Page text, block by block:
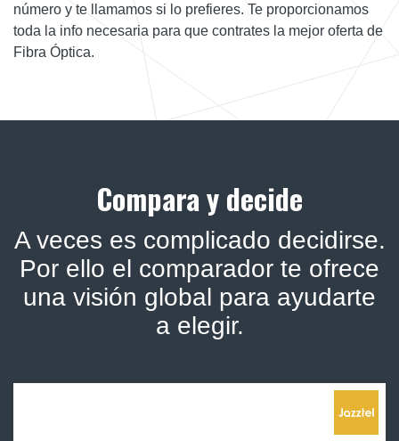
número y te llamamos si lo prefieres. Te proporcionamos
toda la info necesaria para que contrates la mejor oferta de
Fibra Óptica.
Compara y decide
A veces es complicado decidirse.
Por ello el comparador te ofrece
una visión global para ayudarte
a elegir.